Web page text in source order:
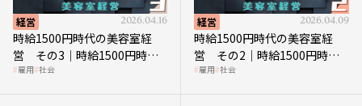
経営 2026.04.16
時給1500円時代の美容室経
営 その3｜時給1500円時
代、美容業はどのような影響
雇用 社会
経営 2026.04.09
時給1500円時代の美容室経
営 その2｜時給1500円時代
に支払う給与はいくらなのか
雇用 社会